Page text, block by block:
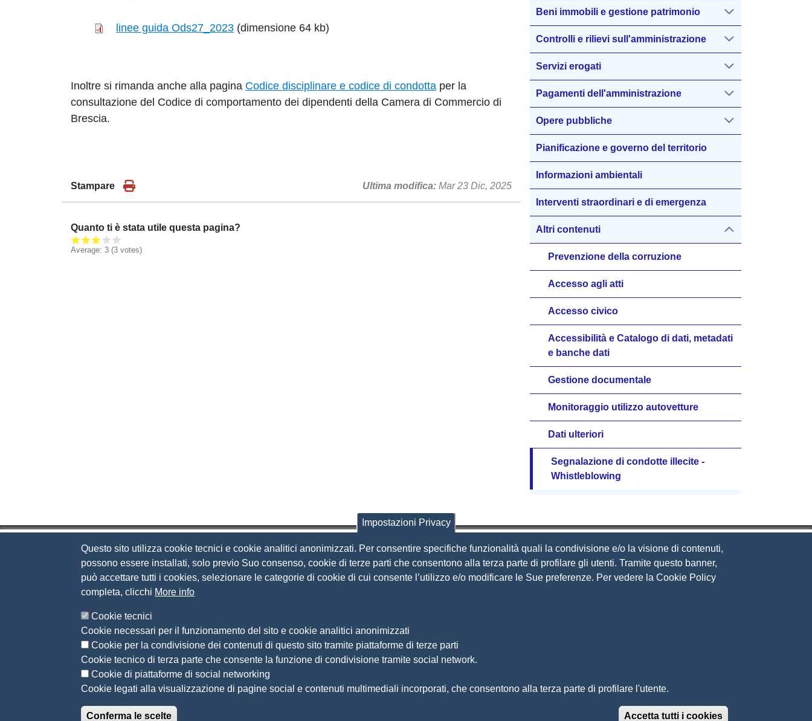
linee guida Ods27_2023 (dimensione 64 kb)
Inoltre si rimanda anche alla pagina Codice disciplinare e codice di condotta per la
consultazione del Codice di comportamento dei dipendenti della Camera di Commercio di
Brescia.
Stampare Ultima modifica Mar 23 Dic, 2025
Quanto ti è stata utile questa pagina?
Average: 3 (3 votes)
Beni immobili e gestione patrimonio
Controlli e rilievi sull'amministrazione
Servizi erogati
Pagamenti dell'amministrazione
Opere pubbliche
Pianificazione e governo del territorio
Informazioni ambientali
Interventi straordinari e di emergenza
Altri contenuti
Prevenzione della corruzione
Accesso agli atti
Accesso civico
Accessibilità e Catalogo di dati, metadati
e banche dati
Gestione documentale
Monitoraggio utilizzo autovetture
Dati ulteriori
Segnalazione di condotte illecite -
Whistleblowing
Camera di Commercio di Brescia
Contatti
Via Luigi Einaudi, 23, 25121 Brescia BS
Tel. 030 37251
PECcamera.brescia@bs.legalmail.camcom.it
P.IVA 00859790172
C.F. 80013870177
Contatti
Bandi di concorso
Bandi di gara e contratti
Provvedimenti
Mappa del sito
Impostazioni Privacy
Questo sito utilizza cookie tecnici e cookie analitici anonimizzati. Per consentire specifiche funzionalità quali la condivisione e/o la visione di contenuti,
possono essere installati, solo previo Suo consenso, cookie di terze parti che consentono alla terza parte di profilare gli utenti. Tramite questo banner,
può accettare tutti i cookies, selezionare le categorie di cookie di cui consente l’utilizzo e/o modificare le Sue preferenze. Per vedere la Cookie Policy
completa, clicchi More info
Cookie tecnici
Cookie necessari per il funzionamento del sito e cookie analitici anonimizzati
Cookie per la condivisione dei contenuti di questo sito tramite piattaforme di terze parti
Cookie tecnico di terza parte che consente la funzione di condivisione tramite social network.
Cookie di piattaforme di social networking
Cookie legati alla visualizzazione di pagine social e contenuti multimediali incorporati, che consentono alla terza parte di profilare l'utente.
Conferma le scelte Accetta tutti i cookies